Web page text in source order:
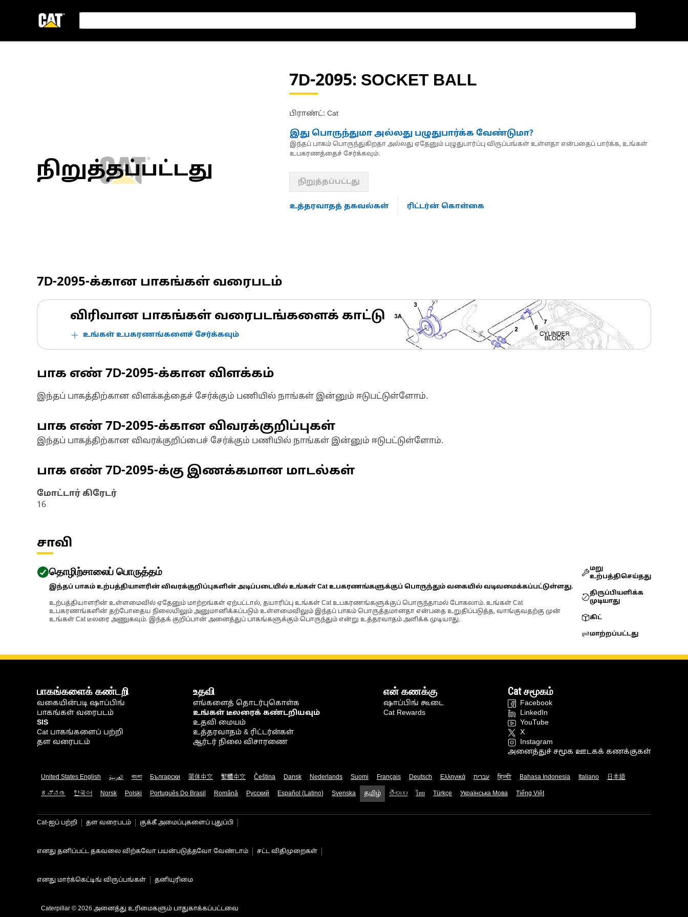
நிறுத்தப்பட்டது
7D-2095: SOCKET BALL
பிராண்ட்: Cat
இது பொருந்துமா அல்லது பழுதுபார்க்க வேண்டுமா?
இந்தப் பாகம் பொருந்துகிறதா அல்லது ஏதேனும் பழுதுபார்ப்பு விருப்பங்கள் உள்ளதா என்பதைப் பார்க்க, உங்கள்
உபகரணத்தைச் சேர்க்கவும்.
நிறுத்தப்பட்டது
உத்தரவாதத் தகவல்கள் ரிட்டர்ன் கொள்கை
7D-2095-க்கான பாகங்கள் வரைபடம்
விரிவான பாகங்கள் வரைபடங்களைக் காட்டு
உங்கள் உபகரணங்களைச் சேர்க்கவும்
பாக எண் 7D-2095-க்கான விளக்கம்
இந்தப் பாகத்திற்கான விளக்கத்தைச் சேர்க்கும் பணியில் நாங்கள் இன்னும் ஈடுபட்டுள்ளோம்.
பாக எண் 7D-2095-க்கான விவரக்குறிப்புகள்
இந்தப் பாகத்திற்கான விவரக்குறிப்பைச் சேர்க்கும் பணியில் நாங்கள் இன்னும் ஈடுபட்டுள்ளோம்.
பாக எண் 7D-2095-க்கு இணக்கமான மாடல்கள்
மோட்டார் கிரேடர்
16
சாவி
தொழிற்சாலைப் பொருத்தம்
இந்தப் பாகம் உற்பத்தியாளரின் விவரக்குறிப்புகளின் அடிப்படையில் உங்கள் Cat உபகரணங்களுக்குப் பொருந்தும் வகையில் வடிவமைக்கப்பட்டுள்ளது.
உற்பத்தியாளரின் உள்ளமைவில் ஏதேனும் மாற்றங்கள் ஏற்பட்டால், தயாரிப்பு உங்கள் Cat உபகரணங்களுக்குப் பொருந்தாமல் போகலாம். உங்கள் Cat
உபகரணங்களின் தற்போதைய நிலையிலும் அனுமானிக்கப்படும் உள்ளமைவிலும் இந்தப் பாகம் பொருத்தமானதா என்பதை உறுதிப்படுத்த, வாங்குவதற்கு முன்
உங்கள் Cat டீலரை அணுகவும். இந்தக் குறிப்பான் அனைத்துப் பாகங்களுக்கும் பொருந்தும் என்று உத்தரவாதம் அளிக்க முடியாது.
மறு
உற்பத்திசெய்தது
திருப்பியளிக்க
முடியாது
கிட்
மாற்றப்பட்டது
பாகங்களைக் கண்டறி
வகையின்படி ஷாப்பிங்
பாகங்கள் வரைபடம்
SIS
Cat பாகங்களைப் பற்றி
தள வரைபடம்
உதவி
எங்களைத் தொடர்புகொள்க
உங்கள் டீலரைக் கண்டறியவும்
உதவி மையம்
உத்தரவாதம் & ரிட்டர்ன்கள்
ஆர்டர் நிலை விசாரணை
என் கணக்கு
ஷாப்பிங் கூடை
Cat Rewards
Cat சமூகம்
Facebook
LinkedIn
YouTube
X
Instagram
அனைத்துச் சமூக ஊடகக் கணக்குகள்
United States English العربية বাংলা Български 简体中文 繁體中文 Čeština Dansk Nederlands Suomi Français Deutsch Ελληνικά עברית हिन्दी Bahasa Indonesia Italiano 日本語
ಕನ್ನಡ 한국어 Norsk Polski Português Do Brasil Română Русский Español (Latino) Svenska தமிழ் తెలుగు ไทย Türkçe Українська Мова Tiếng Việt
Cat-ஐப் பற்றி தள வரைபடம் குக்கீ அமைப்புகளைப் புதுப்பி
எனது தனிப்பட்ட தகவலை விற்கவோ பயன்படுத்தவோ வேண்டாம் சட்ட விதிமுறைகள்
எனது மார்க்கெட்டிங் விருப்பங்கள் தனியுரிமை
Caterpillar © 2026 அனைத்து உரிமைகளும் பாதுகாக்கப்பட்டவை